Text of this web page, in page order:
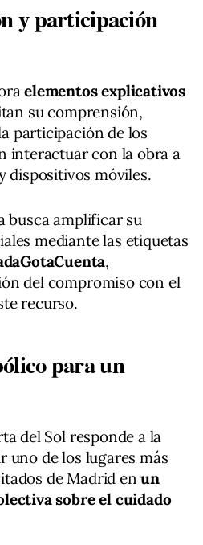
y participación
elementos explicativos
su comprensión,
participación de los
interactuar con la obra a
dispositivos móviles.
busca amplificar su
mediante las etiquetas
,
del compromiso con el
recurso.
para un
del Sol responde a la
de los lugares más
de Madrid enun
sobre el cuidado